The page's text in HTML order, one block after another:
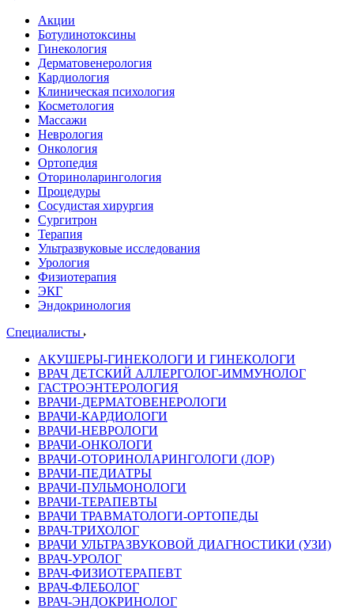
Акции
Ботулинотоксины
Гинекология
Дерматовенерология
Кардиология
Клиническая психология
Косметология
Массажи
Неврология
Онкология
Ортопедия
Оториноларингология
Процедуры
Сосудистая хирургия
Сургитрон
Терапия
Ультразвуковые исследования
Урология
Физиотерапия
ЭКГ
Эндокринология
Специалисты
АКУШЕРЫ-ГИНЕКОЛОГИ И ГИНЕКОЛОГИ
ВРАЧ ДЕТСКИЙ АЛЛЕРГОЛОГ-ИММУНОЛОГ
ГАСТРОЭНТЕРОЛОГИЯ
ВРАЧИ-ДЕРМАТОВЕНЕРОЛОГИ
ВРАЧИ-КАРДИОЛОГИ
ВРАЧИ-НЕВРОЛОГИ
ВРАЧИ-ОНКОЛОГИ
ВРАЧИ-ОТОРИНОЛАРИНГОЛОГИ (ЛОР)
ВРАЧИ-ПЕДИАТРЫ
ВРАЧИ-ПУЛЬМОНОЛОГИ
ВРАЧИ-ТЕРАПЕВТЫ
ВРАЧИ ТРАВМАТОЛОГИ-ОРТОПЕДЫ
ВРАЧ-ТРИХОЛОГ
ВРАЧИ УЛЬТРАЗВУКОВОЙ ДИАГНОСТИКИ (УЗИ)
ВРАЧ-УРОЛОГ
ВРАЧ-ФИЗИОТЕРАПЕВТ
ВРАЧ-ФЛЕБОЛОГ
ВРАЧ-ЭНДОКРИНОЛОГ